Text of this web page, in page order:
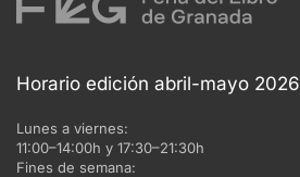
Horario edición abril-mayo 2026
Lunes a viernes:
11:00–14:00h y 17:30–21:30h
Fines de semana: